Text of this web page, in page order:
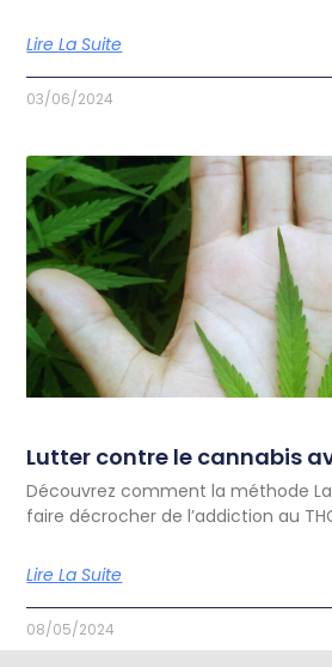
Lire La Suite
03/06/2024
Lutter contre le cannabis
Découvrez comment la méthode
faire décrocher de l’addiction au
Lire La Suite
08/05/2024